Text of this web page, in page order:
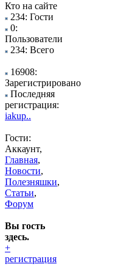
Кто на сайте
234: Гости
0:
Пользователи
234: Всего
16908:
Зарегистрировано
Последняя
регистрация:
iakup..
Гости:
Аккаунт,
Главная,
Новости,
Полезняшки,
Статьи,
Форум
Вы гость
здесь.
+
регистрация